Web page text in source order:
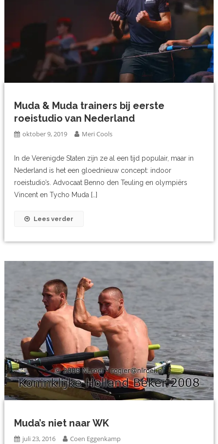
Muda & Muda trainers bij eerste
roeistudio van Nederland
oktober 9, 2019 Meri Cools
In de Verenigde Staten zijn ze al een tijd populair, maar in
Nederland is het een gloednieuw concept: indoor
roeistudio’s. Advocaat Benno den Teuling en olympiërs
Vincent en Tycho Muda […]
Lees verder
Muda’s niet naar WK
juli 23, 2016 Coen Eggenkamp